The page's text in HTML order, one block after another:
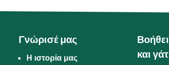
Γνώρισέ μας
Η ιστορία μας
και